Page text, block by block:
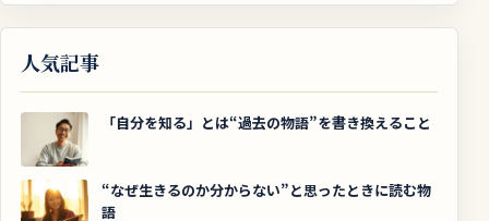
人気記事
「自分を知る」とは“過去の物語”を書き換えること
“なぜ生きるのか分からない”と思ったときに読む物
語